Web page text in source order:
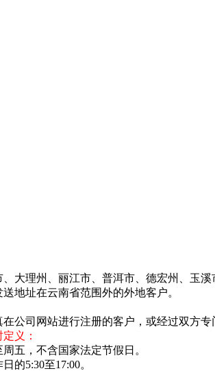
大理州、丽江市、普洱市、德宏州、玉
地址在云南省范围外的外地客户。
公司网站进行注册的客户，或经过双方专
义：
五，不含国家法定节假日。
的5:30至17:00。